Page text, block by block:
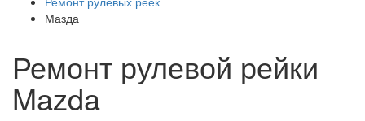
Мазда
Ремонт рулевой рейки
Mazda